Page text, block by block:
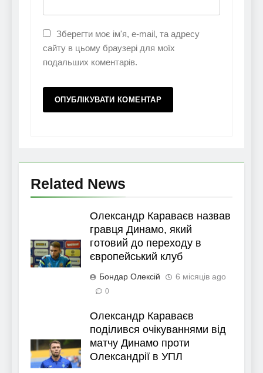
Зберегти моє ім'я, e-mail, та адресу
сайту в цьому браузері для моїх
подальших коментарів.
Related News
Олександр Караваєв назвав
гравця Динамо, який
готовий до переходу в
європейський клуб
Бондар Олексій 6 місяців ago
0
Олександр Караваєв
поділився очікуваннями від
матчу Динамо проти
Олександрії в УПЛ